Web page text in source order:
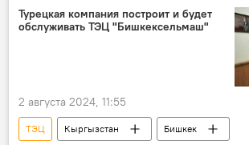
Турецкая компания построит и будет
обслуживать ТЭЦ "Бишкексельмаш"
2 августа 2024, 11:55
ТЭЦ Кыргызстан
Бишкек